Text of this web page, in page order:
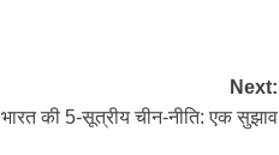
Next:
भारत की 5-सूत्रीय चीन-नीति: एक सुझाव